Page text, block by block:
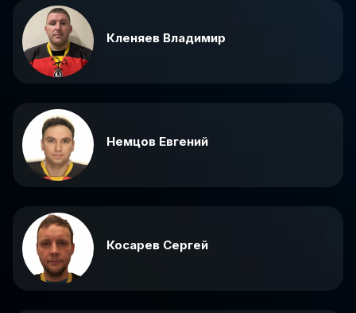
Кленяев Владимир
Немцов Евгений
Косарев Сергей